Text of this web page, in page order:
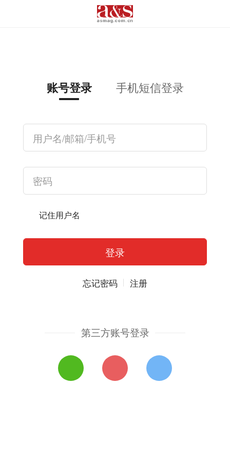
账号登录 手机短信登录
记住用户名
忘记密码 注册
第三方账号登录